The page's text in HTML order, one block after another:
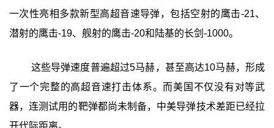
一次性亮相多款新型高超音速导弹，包括空射的鹰击-21、
潜射的鹰击-19、舰射的鹰击-20和陆基的长剑-1000。
这些导弹速度普遍超过5马赫，甚至高达10马赫，形成
了一个完整的高超音速打击体系。而美国不仅没有对等武
器，连测试用的靶弹都尚未制备，中美导弹技术差距已经拉
开代际距离。